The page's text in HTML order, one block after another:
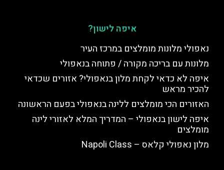
איפה לישון?
נאפולי מלונות מומלצים במרכז העיר
מלונות עם בריכה מקורה / פתוחה בנאפולי
איפה לא כדאי לקחת מלון בנאפולי? אזורים שכדאי
להכיר מראש
האזורים הכי מומלצים ללינה בנאפולי בפעם הראשונה
איפה לישון בנאפולי – המדריך המלא לאזורי לינה
מומלצים
מלון נאפולי קלאס – Napoli Class